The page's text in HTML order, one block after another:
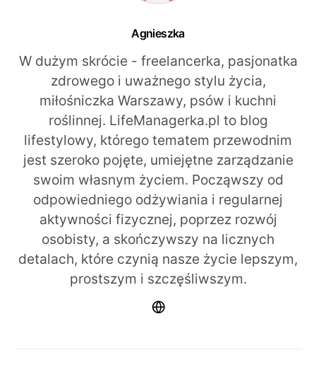
Agnieszka
W dużym skrócie - freelancerka, pasjonatka
zdrowego i uważnego stylu życia,
miłośniczka Warszawy, psów i kuchni
roślinnej. LifeManagerka.pl to blog
lifestylowy, którego tematem przewodnim
jest szeroko pojęte, umiejętne zarządzanie
swoim własnym życiem. Począwszy od
odpowiedniego odżywiania i regularnej
aktywności fizycznej, poprzez rozwój
osobisty, a skończywszy na licznych
detalach, które czynią nasze życie lepszym,
prostszym i szczęśliwszym.